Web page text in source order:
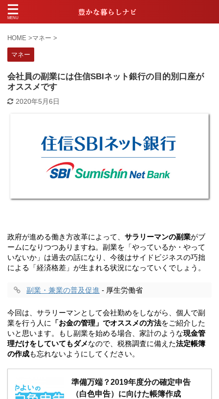
HOME >マネー >
マネー
会社員の副業には住信SBIネット銀行の目的別口座が
オススメです
2020年5月6日
政府が進める働き方改革によって、 サラリーマンの副業がブ
ームになりつつありますね。副業を「やっているか・やって
いないか」は過去の話になり、今後はサイドビジネスの巧拙
による「経済格差」が生まれる状況になっていくでしょう。
副業・兼業の普及促進 - 厚生労働省
今回は、サラリーマンとして会社勤めをしながら、個人で副
業を行う人に
「お金の管理」でオススメの方法をご紹介した
いと思います。もし副業を始める場合、家計のような現金管
理だけをしていてもダメなので、税務調査に備えた法定帳簿
の作成も忘れないようにしてください。
準備万端？2019年度分の確定申告
（白色申告）に向けた帳簿作成